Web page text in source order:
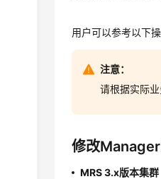
用户可以参考以下
注意：
请根据实际
修改
MRS 3.x版本集群